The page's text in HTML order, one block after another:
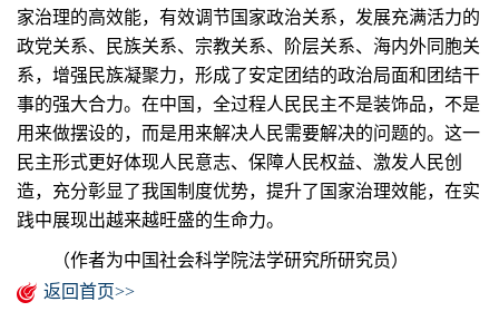
家治理的高效能，有效调节国家政治关系，发展充满活力的
政党关系、民族关系、宗教关系、阶层关系、海内外同胞关
系，增强民族凝聚力，形成了安定团结的政治局面和团结干
事的强大合力。在中国，全过程人民民主不是装饰品，不是
用来做摆设的，而是用来解决人民需要解决的问题的。这一
民主形式更好体现人民意志、保障人民权益、激发人民创
造，充分彰显了我国制度优势，提升了国家治理效能，在实
践中展现出越来越旺盛的生命力。
（作者为中国社会科学院法学研究所研究员）
返回首页>>